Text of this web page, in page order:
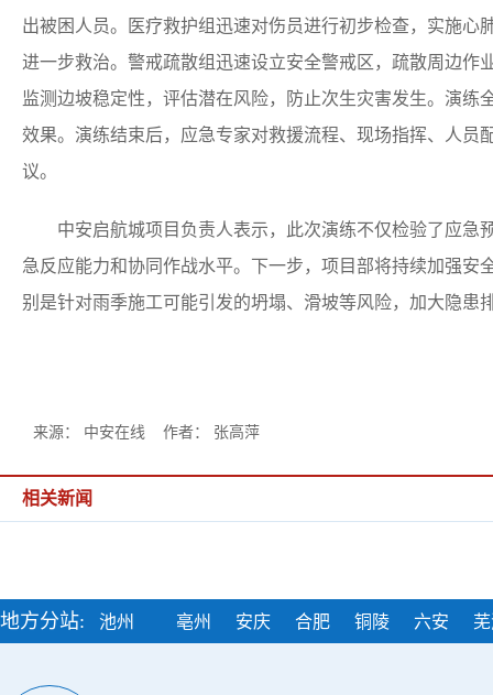
出被困人员。医疗救护组迅速对伤员进行初步检查，实施心
进一步救治。警戒疏散组迅速设立安全警戒区，疏散周边作
监测边坡稳定性，评估潜在风险，防止次生灾害发生。演练
效果。演练结束后，应急专家对救援流程、现场指挥、人员
议。
中安启航城项目负责人表示，此次演练不仅检验了应急
急反应能力和协同作战水平。下一步，项目部将持续加强安
别是针对雨季施工可能引发的坍塌、滑坡等风险，加大隐患
来源： 中安在线 作者： 张高萍
相关新闻
地方分站: 池州 亳州 安庆 合肥 铜陵 六安